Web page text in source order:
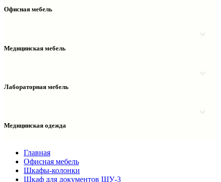
Офисная мебель
Надстройки
Столы рабочие
Шкафы колонки
Медицинская мебель
Шкафы колонки медицинские
Лабораторная мебель
Тумбы мойки лабораторные
Медицинская одежда
Главная
Офисная мебель
Шкафы-колонки
Шкаф для документов ШУ-3